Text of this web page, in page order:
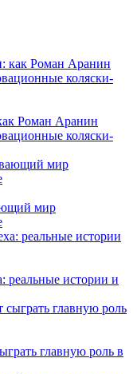
Роман Аранин
коляски-
мир
реальные истории и
главную роль в